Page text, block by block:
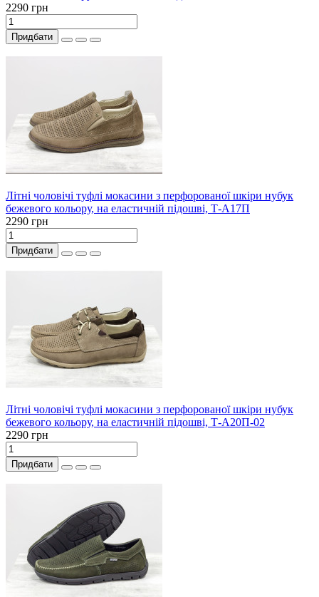
2290 грн
Придбати
Літні чоловічі туфлі мокасини з перфорованої шкіри нубук
бежевого кольору, на еластичній підошві, Т-А17П
2290 грн
Придбати
Літні чоловічі туфлі мокасини з перфорованої шкіри нубук
бежевого кольору, на еластичній підошві, Т-А20П-02
2290 грн
Придбати